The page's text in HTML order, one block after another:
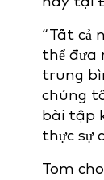
“Tất cả
thể đưa
trung
chúng
bài tập
thực sự
Tom